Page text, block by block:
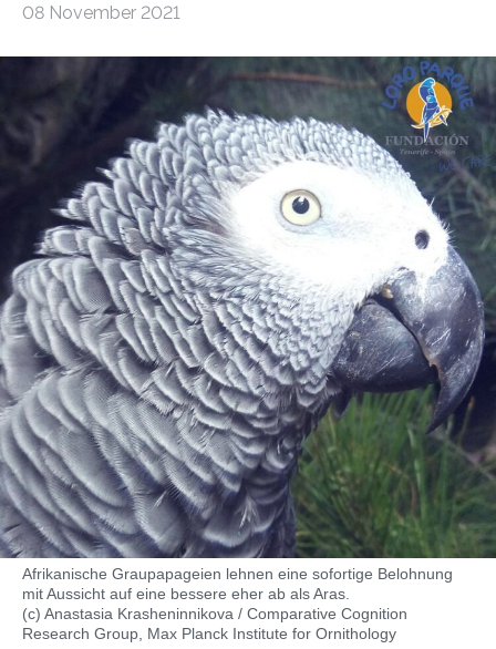
08 November 2021
Afrikanische Graupapageien lehnen eine sofortige Belohnung
mit Aussicht auf eine bessere eher ab als Aras.
(c) Anastasia Krasheninnikova / Comparative Cognition
Research Group, Max Planck Institute for Ornithology